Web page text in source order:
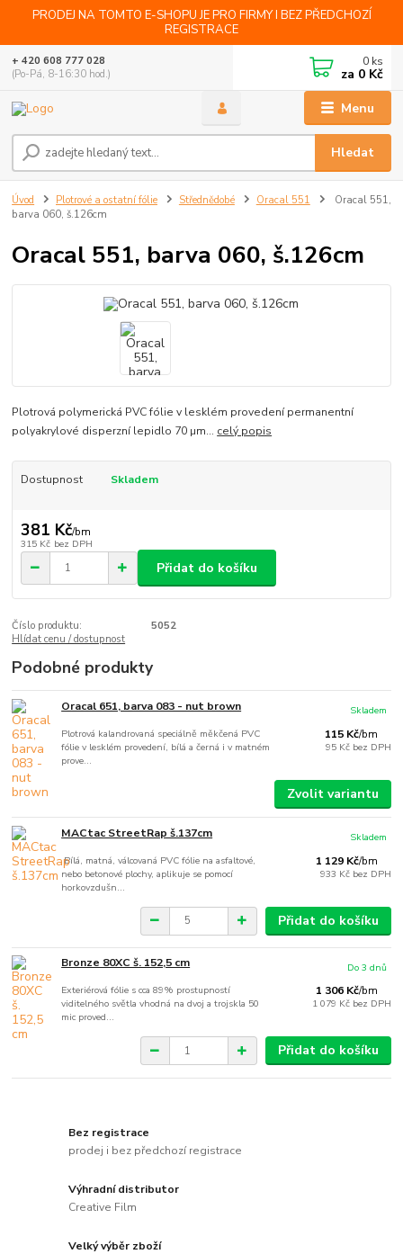
PRODEJ NA TOMTO E-SHOPU JE PRO FIRMY I BEZ PŘEDCHOZÍ
REGISTRACE
Menu
Hledat
+ 420 608 777 028
(Po-Pá, 8-16:30 hod.)
0 ks
za 0 Kč
Úvod Plotrové a ostatní fólie Střednědobé Oracal 551
Oracal 551,
barva 060, š.126cm
Oracal 551, barva 060, š.126cm
Plotrová polymerická PVC fólie v lesklém provedení permanentní
polyakrylové disperzní lepidlo 70 µm... celý popis
Dostupnost Skladem
381 Kč/bm
315 Kč bez DPH
Přidat do košíku
Číslo produktu:
5052
Hlídat cenu / dostupnost
Podobné produkty
Oracal 651, barva 083 - nut brown
Plotrová kalandrovaná speciálně měkčená PVC
fólie v lesklém provedení, bílá a černá i v matném
prove...
115 Kč/bm
95 Kč bez DPH
Skladem
Zvolit variantu
MACtac StreetRap š.137cm
Bílá, matná, válcovaná PVC fólie na asfaltové,
nebo betonové plochy, aplikuje se pomocí
horkovzdušn...
1 129 Kč/bm
933 Kč bez DPH
Skladem
Přidat do košíku
Bronze 80XC š. 152,5 cm
Exteriérová fólie s cca 89% prostupností
viditelného světla vhodná na dvoj a trojskla 50
mic proved...
1 306 Kč/bm
1 079 Kč bez DPH
Do 3 dnů
Přidat do košíku
Bez registrace
prodej i bez předchozí registrace
Výhradní distributor
Creative Film
Velký výběr zboží